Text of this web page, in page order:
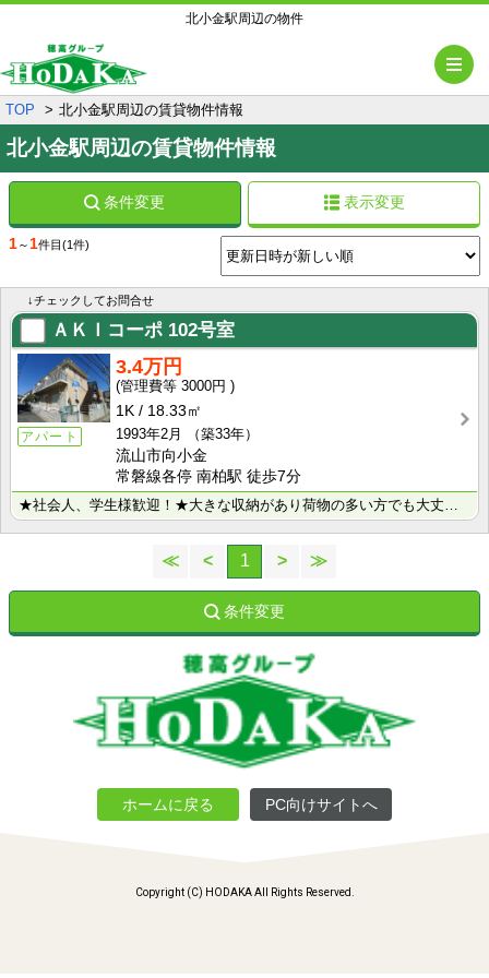
北小金駅周辺の物件
TOP 北小金駅周辺の賃貸物件情報
北小金駅周辺の賃貸物件情報
条件変更 表示変更
1～1件目 (1件)
↓チェックしてお問合せ
ＡＫＩコーポ 102号室
アパート
3.4万円
3000円
1K
18.33㎡
1993年2月
（築33年）
流山市向小金
常磐線各停 南柏駅 徒歩7分
★社会人、学生様歓迎！★大きな収納があり荷物の多い方でも大丈夫です。初期費用もお安く、お引越時の負担･･･
≪ < 1 > ≫
条件変更
ホームに戻る PC向けサイトへ
Copyright (C) HODAKA All Rights Reserved.